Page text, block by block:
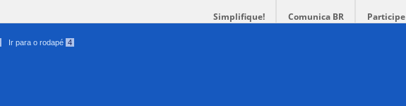
Simplifique! Comunica BR Participe
Ir para o rodapé 4